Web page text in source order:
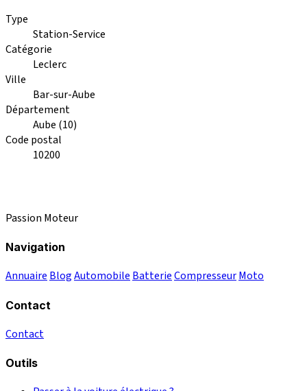
Type
Station-Service
Catégorie
Leclerc
Ville
Bar-sur-Aube
Département
Aube (10)
Code postal
10200
Passion Moteur
Navigation
Annuaire BlogAutomobile BatterieCompresseurMoto
Contact
Contact
Outils